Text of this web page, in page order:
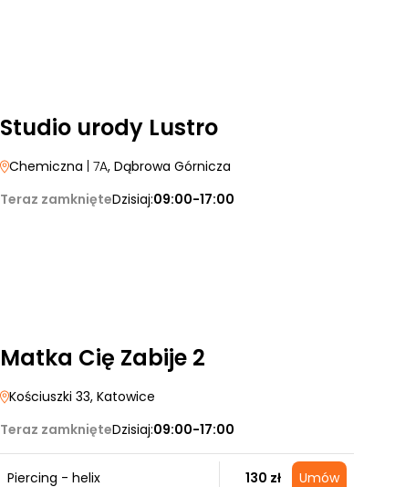
Studio urody Lustro
Chemiczna | 7A, Dąbrowa Górnicza
Teraz zamknięteDzisiaj:09:00-17:00
Matka Cię Zabije 2
Kościuszki 33, Katowice
Teraz zamknięteDzisiaj:09:00-17:00
Piercing - helix 130 zł Umów